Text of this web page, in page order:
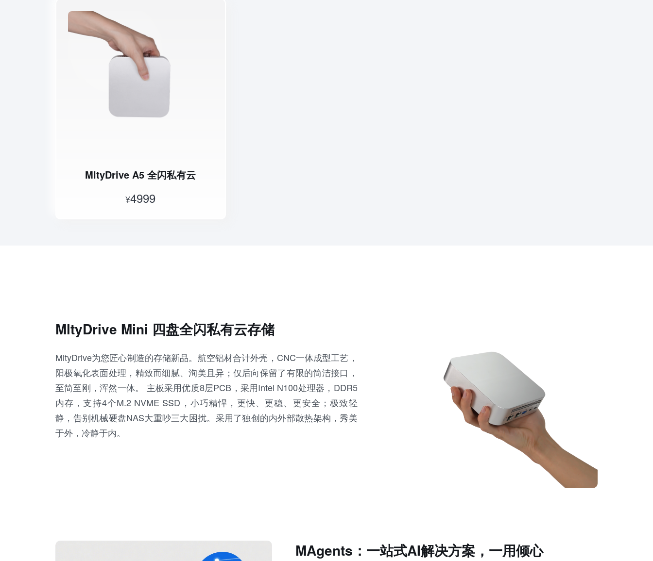
MltyDrive A5 全闪私有云
¥4999
MltyDrive Mini 四盘全闪私有云存储
MltyDrive为您匠心制造的存储新品。航空铝材合计外壳，CNC一体成型工艺，
阳极氧化表面处理，精致而细腻、洵美且异；仅后向保留了有限的简洁接口，
至简至刚，浑然一体。 主板采用优质8层PCB，采用Intel N100处理器，DDR5
内存，支持4个M.2 NVME SSD，小巧精悍，更快、更稳、更安全；极致轻
静，告别机械硬盘NAS大重吵三大困扰。采用了独创的内外部散热架构，秀美
于外，冷静于内。
MAgents：一站式AI解决方案，一用倾心